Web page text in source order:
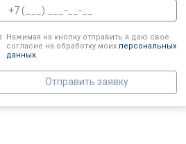
Нажимая на кнопку отправить я даю свое
согласие на обработку моих персональных
данных.
Отправить заявку